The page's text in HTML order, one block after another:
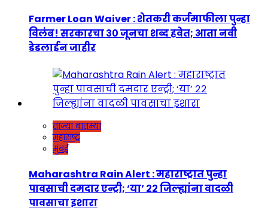
Farmer Loan Waiver : शेतकरी कर्जमाफीला पुन्हा
विलंब! सरकारचा ३० जूनचा शब्द हवेत; आता नवी
डेडलाईन जाहीर
ताज्या बातम्या
महाराष्ट्र
मुंबई
Maharashtra Rain Alert : महाराष्ट्रात पुन्हा
पावसाची दमदार एन्ट्री; ‘या’ २२ जिल्ह्यांना वादळी
पावसाचा इशारा